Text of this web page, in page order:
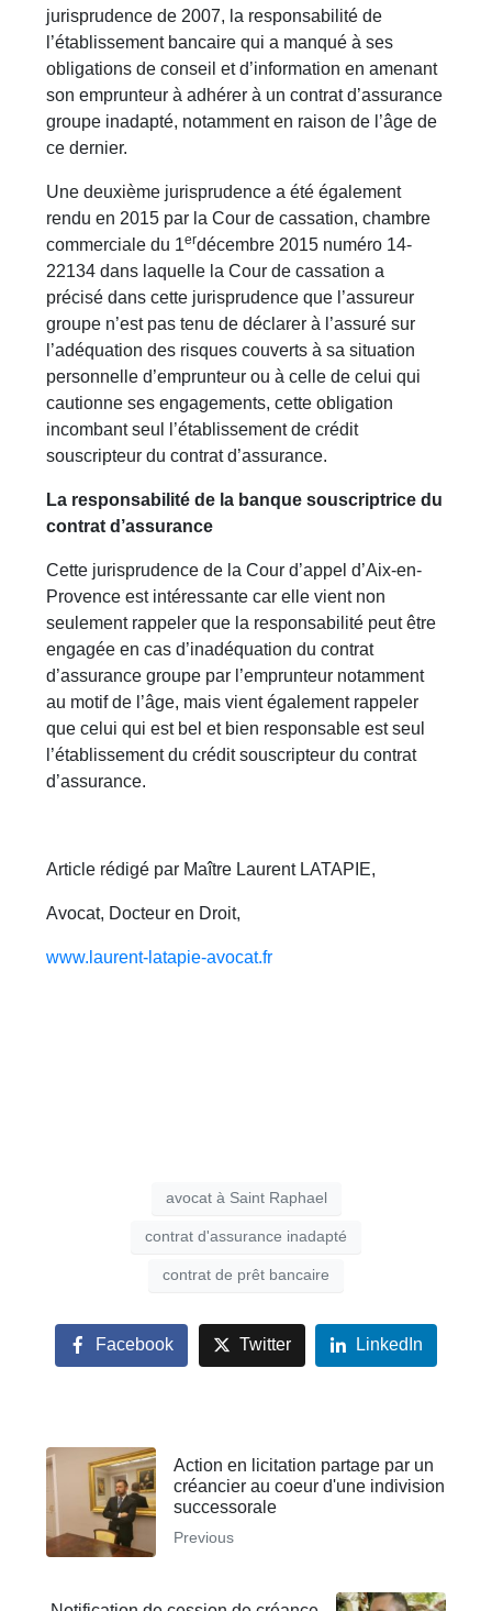
jurisprudence de 2007, la responsabilité de
l’établissement bancaire qui a manqué à ses
obligations de conseil et d’information en amenant
son emprunteur à adhérer à un contrat d’assurance
groupe inadapté, notamment en raison de l’âge de
ce dernier.
Une deuxième jurisprudence a été également
rendu en 2015 par la Cour de cassation, chambre
commerciale du 1erdécembre 2015 numéro 14-
22134 dans laquelle la Cour de cassation a
précisé dans cette jurisprudence que l’assureur
groupe n’est pas tenu de déclarer à l’assuré sur
l’adéquation des risques couverts à sa situation
personnelle d’emprunteur ou à celle de celui qui
cautionne ses engagements, cette obligation
incombant seul l’établissement de crédit
souscripteur du contrat d’assurance.
La responsabilité de la banque souscriptrice du
contrat d’assurance
Cette jurisprudence de la Cour d’appel d’Aix-en-
Provence est intéressante car elle vient non
seulement rappeler que la responsabilité peut être
engagée en cas d’inadéquation du contrat
d’assurance groupe par l’emprunteur notamment
au motif de l’âge, mais vient également rappeler
que celui qui est bel et bien responsable est seul
l’établissement du crédit souscripteur du contrat
d’assurance.
Article rédigé par Maître Laurent LATAPIE,
Avocat, Docteur en Droit,
www.laurent-latapie-avocat.fr
avocat à Saint Raphael
contrat d'assurance inadapté
contrat de prêt bancaire
Facebook Twitter LinkedIn
Action en licitation partage par un
créancier au coeur d'une indivision
successorale
Previous